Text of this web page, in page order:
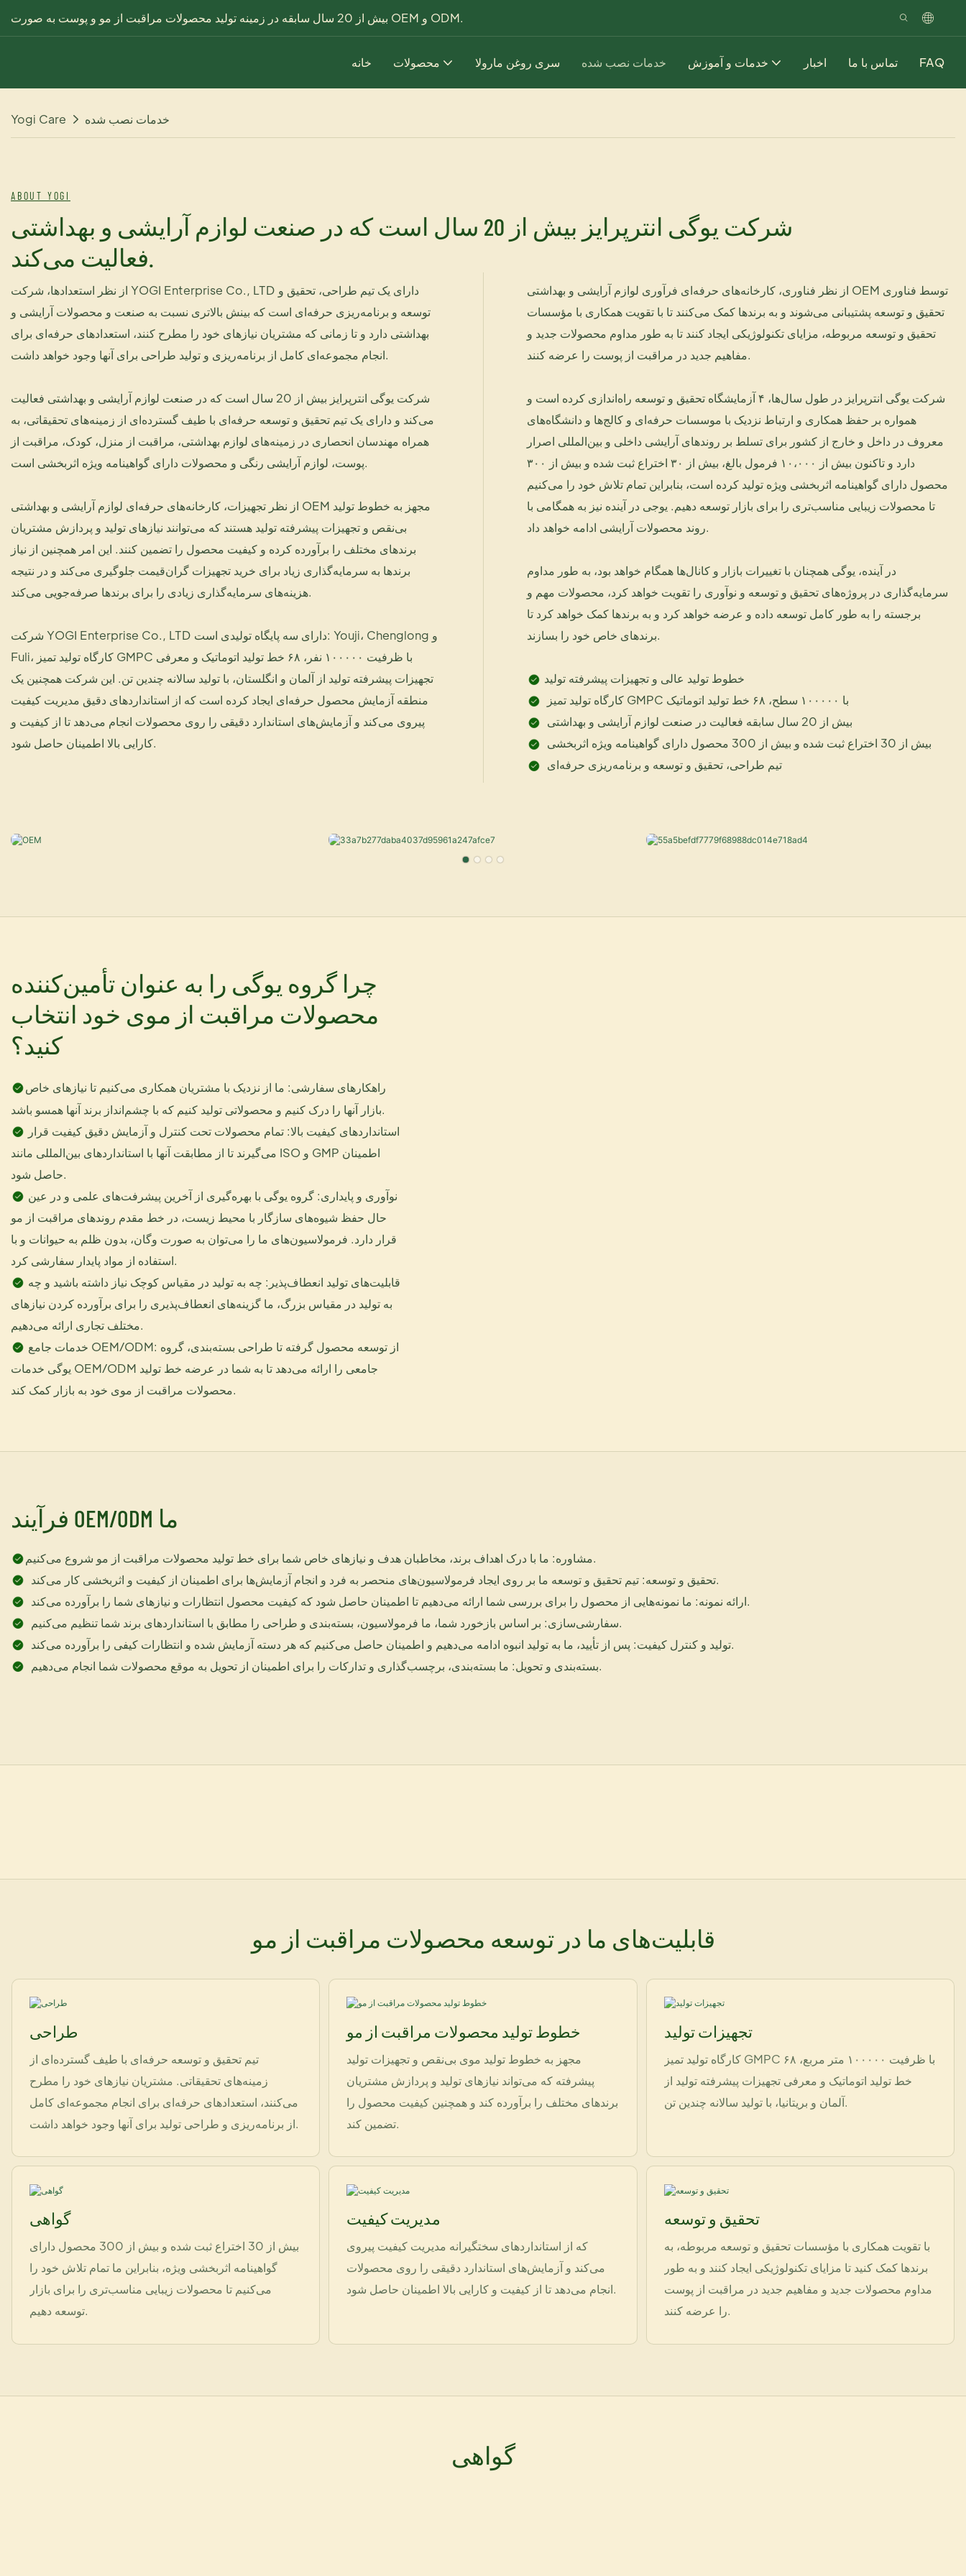
بیش از 20 سال سابقه در زمینه تولید محصولات مراقبت از مو و پوست به صورت OEM و ODM.
خانه محصولات سری روغن مارولا خدمات نصب شده خدمات و آموزش اخبار تماس با ما FAQ
Yogi Care خدمات نصب شده
ABOUT YOGI
شرکت یوگی انترپرایز بیش از 20 سال است که در صنعت لوازم آرایشی و بهداشتی
فعالیت می‌کند.
از نظر استعدادها، شرکت YOGI Enterprise Co., LTD دارای یک تیم طراحی، تحقیق و
توسعه و برنامه‌ریزی حرفه‌ای است که بینش بالاتری نسبت به صنعت و محصولات آرایشی و
بهداشتی دارد و تا زمانی که مشتریان نیازهای خود را مطرح کنند، استعدادهای حرفه‌ای برای
انجام مجموعه‌ای کامل از برنامه‌ریزی و تولید طراحی برای آنها وجود خواهد داشت.
شرکت یوگی انترپرایز بیش از 20 سال است که در صنعت لوازم آرایشی و بهداشتی فعالیت
می‌کند و دارای یک تیم تحقیق و توسعه حرفه‌ای با طیف گسترده‌ای از زمینه‌های تحقیقاتی، به
همراه مهندسان انحصاری در زمینه‌های لوازم بهداشتی، مراقبت از منزل، کودک، مراقبت از
پوست، لوازم آرایشی رنگی و محصولات دارای گواهینامه ویژه اثربخشی است.
از نظر تجهیزات، کارخانه‌های حرفه‌ای لوازم آرایشی و بهداشتی OEM مجهز به خطوط تولید
بی‌نقص و تجهیزات پیشرفته تولید هستند که می‌توانند نیازهای تولید و پردازش مشتریان
برندهای مختلف را برآورده کرده و کیفیت محصول را تضمین کنند. این امر همچنین از نیاز
برندها به سرمایه‌گذاری زیاد برای خرید تجهیزات گران‌قیمت جلوگیری می‌کند و در نتیجه
هزینه‌های سرمایه‌گذاری زیادی را برای برندها صرفه‌جویی می‌کند.
شرکت YOGI Enterprise Co., LTD دارای سه پایگاه تولیدی است: Youji، Chenglong و
Fuli، کارگاه تولید تمیز GMPC با ظرفیت ۱۰۰۰۰۰ نفر، ۶۸ خط تولید اتوماتیک و معرفی
تجهیزات پیشرفته تولید از آلمان و انگلستان، با تولید سالانه چندین تن. این شرکت همچنین یک
منطقه آزمایش محصول حرفه‌ای ایجاد کرده است که از استانداردهای دقیق مدیریت کیفیت
پیروی می‌کند و آزمایش‌های استاندارد دقیقی را روی محصولات انجام می‌دهد تا از کیفیت و
کارایی بالا اطمینان حاصل شود.
از نظر فناوری، کارخانه‌های حرفه‌ای فرآوری لوازم آرایشی و بهداشتی OEM توسط فناوری
تحقیق و توسعه پشتیبانی می‌شوند و به برندها کمک می‌کنند تا با تقویت همکاری با مؤسسات
تحقیق و توسعه مربوطه، مزایای تکنولوژیکی ایجاد کنند تا به طور مداوم محصولات جدید و
مفاهیم جدید در مراقبت از پوست را عرضه کنند.
شرکت یوگی انترپرایز در طول سال‌ها، ۴ آزمایشگاه تحقیق و توسعه راه‌اندازی کرده است و
همواره بر حفظ همکاری و ارتباط نزدیک با موسسات حرفه‌ای و کالج‌ها و دانشگاه‌های
معروف در داخل و خارج از کشور برای تسلط بر روندهای آرایشی داخلی و بین‌المللی اصرار
دارد و تاکنون بیش از ۱۰،۰۰۰ فرمول بالغ، بیش از ۳۰ اختراع ثبت شده و بیش از ۳۰۰
محصول دارای گواهینامه اثربخشی ویژه تولید کرده است، بنابراین تمام تلاش خود را می‌کنیم
تا محصولات زیبایی مناسب‌تری را برای بازار توسعه دهیم. یوجی در آینده نیز به همگامی با
روند محصولات آرایشی ادامه خواهد داد.
در آینده، یوگی همچنان با تغییرات بازار و کانال‌ها همگام خواهد بود، به طور مداوم
سرمایه‌گذاری در پروژه‌های تحقیق و توسعه و نوآوری را تقویت خواهد کرد، محصولات مهم و
برجسته را به طور کامل توسعه داده و عرضه خواهد کرد و به برندها کمک خواهد کرد تا
برندهای خاص خود را بسازند.
خطوط تولید عالی و تجهیزات پیشرفته تولید
کارگاه تولید تمیز GMPC با ۱۰۰۰۰۰ سطح، ۶۸ خط تولید اتوماتیک
بیش از 20 سال سابقه فعالیت در صنعت لوازم آرایشی و بهداشتی
بیش از 30 اختراع ثبت شده و بیش از 300 محصول دارای گواهینامه ویژه اثربخشی
تیم طراحی، تحقیق و توسعه و برنامه‌ریزی حرفه‌ای
چرا گروه یوگی را به عنوان تأمین‌کننده
محصولات مراقبت از موی خود انتخاب
کنید؟
راهکارهای سفارشی: ما از نزدیک با مشتریان همکاری می‌کنیم تا نیازهای خاص
بازار آنها را درک کنیم و محصولاتی تولید کنیم که با چشم‌انداز برند آنها همسو باشد.
می‌گیرند تا از مطابقت آنها با استانداردهای بین‌المللی مانند ISO و GMP اطمینان
حاصل شود.
حال حفظ شیوه‌های سازگار با محیط زیست، در خط مقدم روندهای مراقبت از مو
قرار دارد. فرمولاسیون‌های ما را می‌توان به صورت وگان، بدون ظلم به حیوانات و با
استفاده از مواد پایدار سفارشی کرد.
به تولید در مقیاس بزرگ، ما گزینه‌های انعطاف‌پذیری را برای برآورده کردن نیازهای
مختلف تجاری ارائه می‌دهیم.
یوگی خدمات OEM/ODM جامعی را ارائه می‌دهد تا به شما در عرضه خط تولید
محصولات مراقبت از موی خود به بازار کمک کند.
فرآیند OEM/ODM ما
مشاوره: ما با درک اهداف برند، مخاطبان هدف و نیازهای خاص شما برای خط تولید محصولات مراقبت از مو شروع می‌کنیم.
تحقیق و توسعه: تیم تحقیق و توسعه ما بر روی ایجاد فرمولاسیون‌های منحصر به فرد و انجام آزمایش‌ها برای اطمینان از کیفیت و اثربخشی کار می‌کند.
ارائه نمونه: ما نمونه‌هایی از محصول را برای بررسی شما ارائه می‌دهیم تا اطمینان حاصل شود که کیفیت محصول انتظارات و نیازهای شما را برآورده می‌کند.
سفارشی‌سازی: بر اساس بازخورد شما، ما فرمولاسیون، بسته‌بندی و طراحی را مطابق با استانداردهای برند شما تنظیم می‌کنیم.
تولید و کنترل کیفیت: پس از تأیید، ما به تولید انبوه ادامه می‌دهیم و اطمینان حاصل می‌کنیم که هر دسته آزمایش شده و انتظارات کیفی را برآورده می‌کند.
بسته‌بندی و تحویل: ما بسته‌بندی، برچسب‌گذاری و تدارکات را برای اطمینان از تحویل به موقع محصولات شما انجام می‌دهیم.
قابلیت‌های ما در توسعه محصولات مراقبت از مو
طراحی
تیم تحقیق و توسعه حرفه‌ای با طیف گسترده‌ای از
زمینه‌های تحقیقاتی. مشتریان نیازهای خود را مطرح
می‌کنند، استعدادهای حرفه‌ای برای انجام مجموعه‌ای کامل
از برنامه‌ریزی و طراحی تولید برای آنها وجود خواهد داشت.
خطوط تولید محصولات مراقبت از مو
مجهز به خطوط تولید موی بی‌نقص و تجهیزات تولید
پیشرفته که می‌تواند نیازهای تولید و پردازش مشتریان
برندهای مختلف را برآورده کند و همچنین کیفیت محصول را
تضمین کند.
تجهیزات تولید
کارگاه تولید تمیز GMPC با ظرفیت ۱۰۰۰۰۰ متر مربع، ۶۸
خط تولید اتوماتیک و معرفی تجهیزات پیشرفته تولید از
آلمان و بریتانیا، با تولید سالانه چندین تن.
گواهی
بیش از 30 اختراع ثبت شده و بیش از 300 محصول دارای
گواهینامه اثربخشی ویژه، بنابراین ما تمام تلاش خود را
می‌کنیم تا محصولات زیبایی مناسب‌تری را برای بازار
توسعه دهیم.
مدیریت کیفیت
که از استانداردهای سختگیرانه مدیریت کیفیت پیروی
می‌کند و آزمایش‌های استاندارد دقیقی را روی محصولات
انجام می‌دهد تا از کیفیت و کارایی بالا اطمینان حاصل شود.
تحقیق و توسعه
با تقویت همکاری با مؤسسات تحقیق و توسعه مربوطه، به
برندها کمک کنید تا مزایای تکنولوژیکی ایجاد کنند و به طور
مداوم محصولات جدید و مفاهیم جدید در مراقبت از پوست
را عرضه کنند.
گواهی